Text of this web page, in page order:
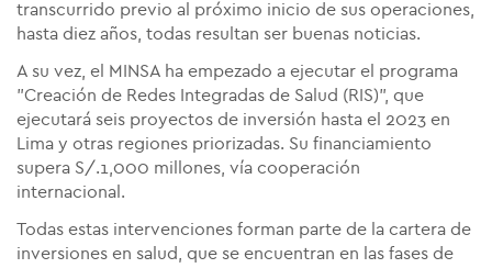
transcurrido previo al próximo inicio de sus operaciones,
hasta diez años, todas resultan ser buenas noticias.
A su vez, el MINSA ha empezado a ejecutar el programa
"Creación de Redes Integradas de Salud (RIS)", que
ejecutará seis proyectos de inversión hasta el 2023 en
Lima y otras regiones priorizadas. Su financiamiento
supera S/.1,000 millones, vía cooperación
internacional.
Todas estas intervenciones forman parte de la cartera de
inversiones en salud
, que se encuentran en las fases de